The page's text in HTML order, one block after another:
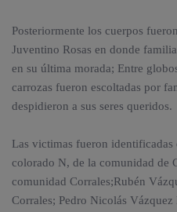
Posteriormente los cuerpos
Juventino Rosas en donde
en su última morada; Entre
carrozas fueron escoltadas por
despidieron a sus seres queridos.
Las victimas fueron
colorado N, de la comunidad de
comunidad Corrales;Rubén
Corrales; Pedro Nicolás